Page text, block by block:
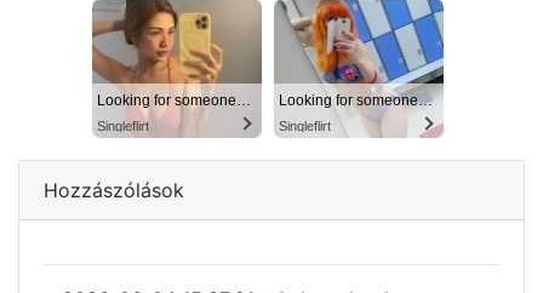
Looking for someone in Columbus today
Singleflirt
Looking for someone in Columbus today
Singleflirt
Hozzászólások